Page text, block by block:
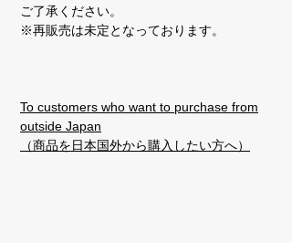
ご了承ください。
※再販売は未定となっております。
To customers who want to purchase from
outside Japan
（商品を日本国外から購入したい方へ）